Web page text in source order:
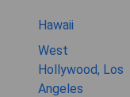
Hawaii
West
Hollywood, Los
Angeles